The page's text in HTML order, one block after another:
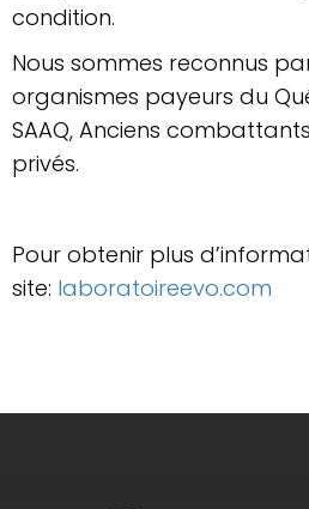
condition.
Nous sommes reconnus
organismes payeurs du
SAAQ, Anciens
privés.
Pour obtenir plus
site: laboratoireevo.com